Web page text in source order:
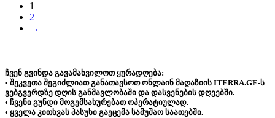
1
2
→
ჩვენ გვინდა გავამახვილოთ ყურადღება:
• შეკვეთა შეგიძლიათ განათავსოთ ონლაინ მაღაზიის ITERRA.GE-ს
ვებგვერდზე დღის განმავლობაში და დასვენების დღეებში.
• ჩვენი გუნდი მოგემსახურებათ ოპერატიულად.
• ყველა კითხვას პასუხი გაეცემა სამუშაო საათებში.